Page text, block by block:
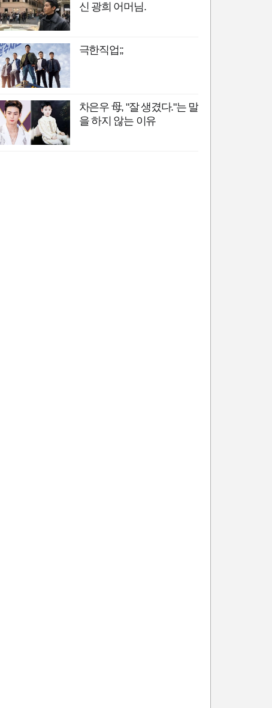
신 광희 어머님.
극한직업;;
차은우 母, "잘 생겼다."는 말
을 하지 않는 이유